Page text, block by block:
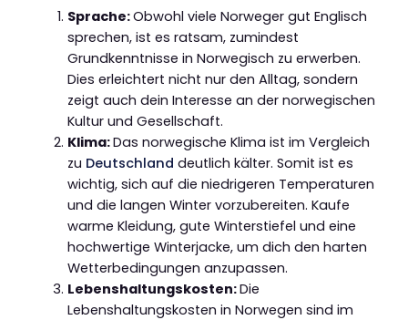
Sprache:Obwohl viele Norweger gut Englisch
sprechen, ist es ratsam, zumindest
Grundkenntnisse in Norwegisch zu erwerben.
Dies erleichtert nicht nur den Alltag, sondern
zeigt auch dein Interesse an der norwegischen
Kultur und Gesellschaft.
Klima:Das norwegische Klima ist im Vergleich
zu Deutschland deutlich kälter. Somit ist es
wichtig, sich auf die niedrigeren Temperaturen
und die langen Winter vorzubereiten. Kaufe
warme Kleidung, gute Winterstiefel und eine
hochwertige Winterjacke, um dich den harten
Wetterbedingungen anzupassen.
Lebenshaltungskosten:Die
Lebenshaltungskosten in Norwegen sind im